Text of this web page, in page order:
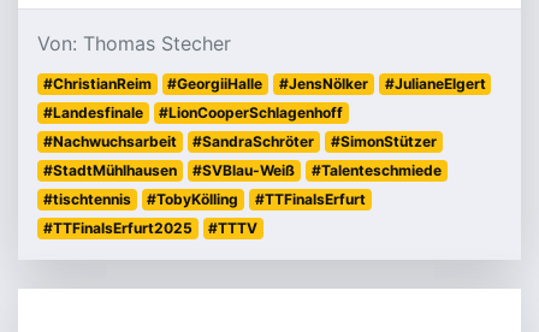
Von: Thomas Stecher
#ChristianReim #GeorgiiHalle #JensNölker
#JulianeElgert
#Landesfinale
#LionCooperSchlagenhoff
#Nachwuchsarbeit
#SandraSchröter
#SimonStützer
#StadtMühlhausen
#SVBlau-Weiß
#Talenteschmiede
#tischtennis
#TobyKölling
#TTFinalsErfurt
#TTFinalsErfurt2025
#TTTV